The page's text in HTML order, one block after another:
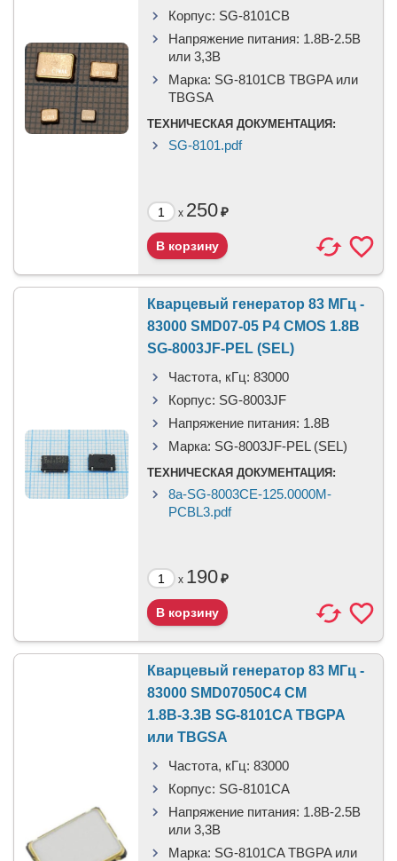
Корпус: SG-8101CB
Напряжение питания: 1.8В-2.5B
или 3,3B
Марка: SG-8101CB TBGPA или
TBGSA
ТЕХНИЧЕСКАЯ ДОКУМЕНТАЦИЯ:
SG-8101.pdf
x 250₽
Кварцевый генератор 83 МГц -
83000 SMD07-05 P4 CMOS 1.8В
SG-8003JF-PEL (SEL)
Частота, кГц: 83000
Корпус: SG-8003JF
Напряжение питания: 1.8В
Марка: SG-8003JF-PEL (SEL)
ТЕХНИЧЕСКАЯ ДОКУМЕНТАЦИЯ:
8a-SG-8003CE-125.0000M-
PCBL3.pdf
x 190₽
Кварцевый генератор 83 МГц -
83000 SMD07050C4 CM
1.8В-3.3В SG-8101CA TBGPA
или TBGSA
Частота, кГц: 83000
Корпус: SG-8101CA
Напряжение питания: 1.8В-2.5B
или 3,3B
Марка: SG-8101CA TBGPA или